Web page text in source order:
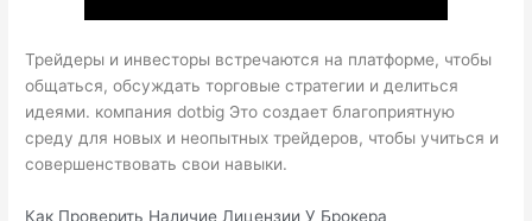
Трейдеры и инвесторы встречаются на платформе, чтобы
общаться, обсуждать торговые стратегии и делиться
идеями. компания dotbig Это создает благоприятную
среду для новых и неопытных трейдеров, чтобы учиться и
совершенствовать свои навыки.
Как Проверить Наличие Лицензии У Брокера